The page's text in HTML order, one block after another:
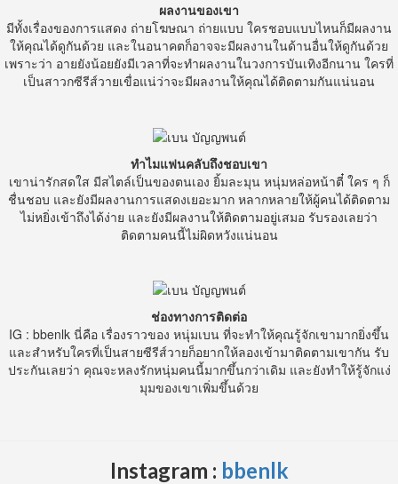
ผลงานของเขา
มีทั้งเรื่องของการแสดง ถ่ายโฆษณา ถ่ายแบบ ใครชอบแบบไหนก็มีผลงาน
ให้คุณได้ดูกันด้วย และในอนาคตก็อาจจะมีผลงานในด้านอื่นให้ดูกันด้วย
เพราะว่า อายยังน้อยยังมีเวลาที่จะทำผลงานในวงการบันเทิงอีกนาน ใครที่
เป็นสาวกซีรีส์วายเขื่อแน่ว่าจะมีผลงานให้คุณได้ติดตามกันแน่นอน
ทำไมแฟนคลับถึงชอบเขา
เขาน่ารักสดใส มีสไตล์เป็นของตนเอง ยิ้มละมุน หนุ่มหล่อหน้าตี๋ ใคร ๆ ก็
ชื่นชอบ และยังมีผลงานการแสดงเยอะมาก หลากหลายให้ผู้คนได้ติดตาม
ไม่หยิ่งเข้าถึงได้ง่าย และยังมีผลงานให้ติดตามอยู่เสมอ รับรองเลยว่า
ติดตามคนนี้ไม่ผิดหวังแน่นอน
ช่องทางการติดต่อ
IG : bbenlk นี่คือ เรื่องราวของ หนุ่มเบน ที่จะทำให้คุณรู้จักเขามากยิ่งขึ้น
และสำหรับใครที่เป็นสายซีรีส์วายก็อยากให้ลองเข้ามาติดตามเขากัน รับ
ประกันเลยว่า คุณจะหลงรักหนุ่มคนนี้มากขึ้นกว่าเดิม และยังทำให้รู้จักแง่
มุมของเขาเพิ่มขึ้นด้วย
Instagram : bbenlk